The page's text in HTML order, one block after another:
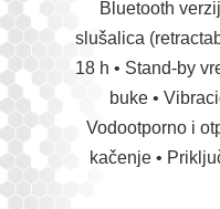
Bluetooth
slušalica
18 h • Stand-by
buke •
Vodootporno i
kačenje •